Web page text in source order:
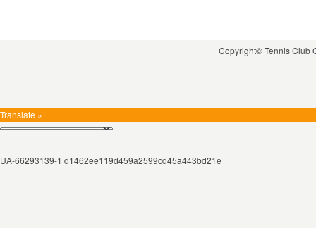
Copyright© Tennis Club
Translate »
UA-66293139-1 d1462ee119d459a2599cd45a443bd21e